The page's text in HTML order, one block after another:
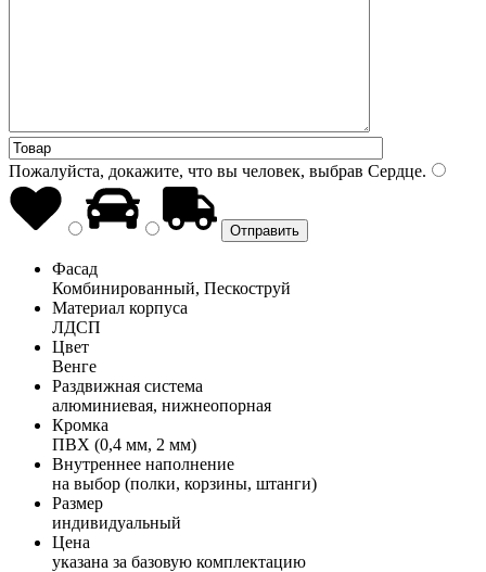
Пожалуйста, докажите, что вы человек, выбрав Сердце.
Фасад
Комбинированный, Пескоструй
Материал корпуса
ЛДСП
Цвет
Венге
Раздвижная система
алюминиевая, нижнеопорная
Кромка
ПВХ (0,4 мм, 2 мм)
Внутреннее наполнение
на выбор (полки, корзины, штанги)
Размер
индивидуальный
Цена
указана за базовую комплектацию